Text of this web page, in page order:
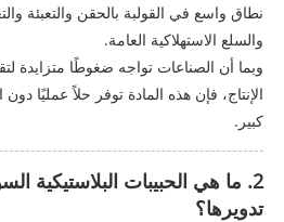
نطاق واسع في القولبة بالحقن والتعبئة
والسلع الاستهلاكية العامة.
وبما أن الصناعات تواجه ضغوطًا متزايدة
الإنتاج، فإن هذه المادة توفر حلاً عمليًا
كبير.
تدويرها؟